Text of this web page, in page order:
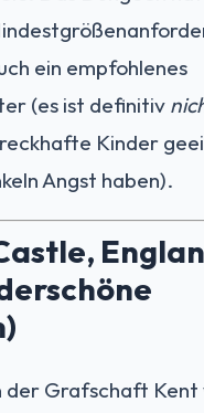
ein empfohlenes
(es ist definitiv
Kinder
Angst haben).
der Grafschaft